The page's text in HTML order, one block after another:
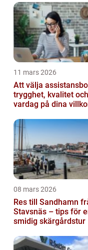
11 mars 2026
Att välja
trygghet, kvalitet och
vardag på dina
08 mars 2026
Res till Sandhamn
Stavsnäs – tips för
smidig skärgårdstur